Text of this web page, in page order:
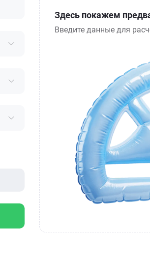
Здесь покажем
Введите данные для